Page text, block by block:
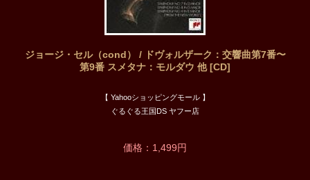
ジョージ・セル（cond） / ドヴォルザーク：交響曲第7番〜
第9番 スメタナ：モルダウ 他 [CD]
【 Yahooショッピングモール 】
ぐるぐる王国DS ヤフー店
価格：1,499円